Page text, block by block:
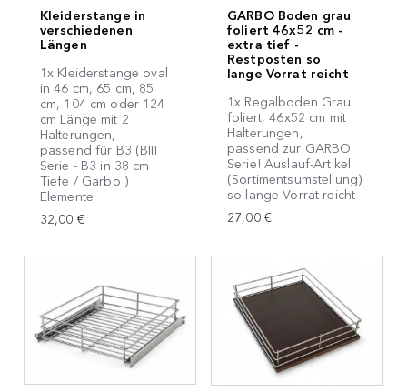
Kleiderstange in
verschiedenen
Längen
1x Kleiderstange oval
in 46 cm, 65 cm, 85
cm, 104 cm oder 124
cm Länge mit 2
Halterungen,
passend für B3 (BIII
Serie - B3 in 38 cm
Tiefe / Garbo )
Elemente
32,00 €
GARBO Boden grau
foliert 46x52 cm -
extra tief -
Restposten so
lange Vorrat reicht
1x Regalboden Grau
foliert, 46x52 cm mit
Halterungen,
passend zur GARBO
Serie! Auslauf-Artikel
(Sortimentsumstellung)
so lange Vorrat reicht
27,00 €